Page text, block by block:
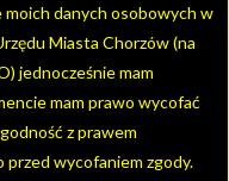
moich danych osobowych w
Miasta Chorzów (na
jednocześnie mam
mam prawo wycofać
z prawem
wycofaniem zgody.